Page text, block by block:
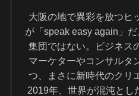
大阪の地で異彩を放つヒ
が「speak easy again」
集団ではない。ビジネス
マーケターやコンサルタ
つ、まさに新時代のクリ
2019年、世界が混沌とし